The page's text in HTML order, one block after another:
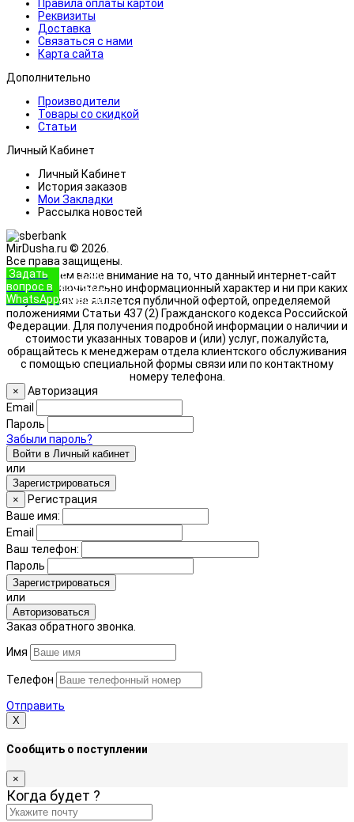
Правила оплаты картой
Реквизиты
Доставка
Связаться с нами
Карта сайта
Дополнительно
Производители
Товары со скидкой
Статьи
Личный Кабинет
Личный Кабинет
История заказов
Мои Закладки
Рассылка новостей
MirDusha.ru © 2026.
Все права защищены.
Обращаем ваше внимание на то, что данный интернет-сайт
носит исключительно информационный характер и ни при каких
условиях не является публичной офертой, определяемой
положениями Статьи 437 (2) Гражданского кодекса Российской
Федерации. Для получения подробной информации о наличии и
стоимости указанных товаров и (или) услуг, пожалуйста,
обращайтесь к менеджерам отдела клиентского обслуживания
с помощью специальной формы связи или по контактному
номеру телефона.
Задать
вопрос в
WhatsApp
+7 (933)
888-8322
Позвонить
×
Авторизация
Email
Пароль
Забыли пароль?
Войти в Личный кабинет
или
Зарегистрироваться
×
Регистрация
Ваше имя:
Email
Ваш телефон:
Пароль
Зарегистрироваться
или
Авторизоваться
Заказ обратного звонка.
Имя
Телефон
Отправить
Х
Сообщить о поступлении
×
Когда будет ?